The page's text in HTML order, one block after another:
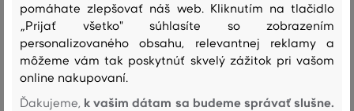
nosím
Veľkosť je o niečo väčšia ako
nosím
0
Veľkosť je oveľa väčšia ako nosím
pomáhate zlepšovať náš web. Kliknutím na tlačidlo
„Prijať všetko" súhlasíte so zobrazením
personalizovaného obsahu, relevantnej reklamy a
môžeme vám tak poskytnúť skvelý zážitok pri vašom
online nakupovaní.
Ďakujeme, k vašim dátam sa budeme správať slušne.